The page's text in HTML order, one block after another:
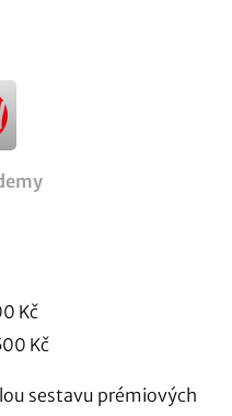
Kč
Kč
sestavu prémiových